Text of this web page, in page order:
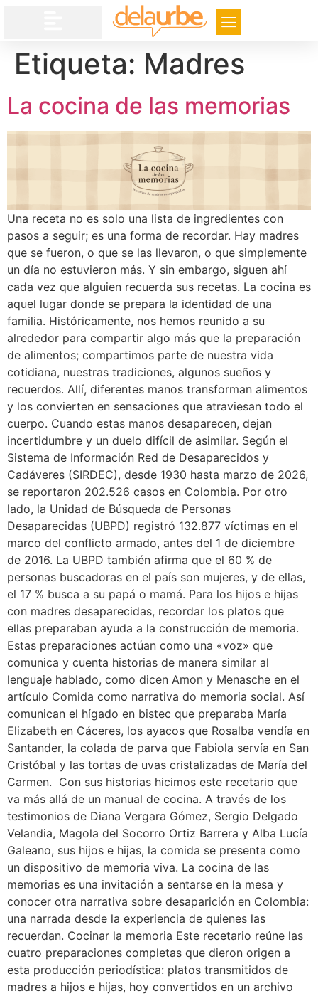
Etiqueta: Madres
La cocina de las memorias
Una receta no es solo una lista de ingredientes con
pasos a seguir; es una forma de recordar. Hay madres
que se fueron, o que se las llevaron, o que simplemente
un día no estuvieron más. Y sin embargo, siguen ahí
cada vez que alguien recuerda sus recetas. La cocina es
aquel lugar donde se prepara la identidad de una
familia. Históricamente, nos hemos reunido a su
alrededor para compartir algo más que la preparación
de alimentos; compartimos parte de nuestra vida
cotidiana, nuestras tradiciones, algunos sueños y
recuerdos. Allí, diferentes manos transforman alimentos
y los convierten en sensaciones que atraviesan todo el
cuerpo. Cuando estas manos desaparecen, dejan
incertidumbre y un duelo difícil de asimilar. Según el
Sistema de Información Red de Desaparecidos y
Cadáveres (SIRDEC), desde 1930 hasta marzo de 2026,
se reportaron 202.526 casos en Colombia. Por otro
lado, la Unidad de Búsqueda de Personas
Desaparecidas (UBPD) registró 132.877 víctimas en el
marco del conflicto armado, antes del 1 de diciembre
de 2016. La UBPD también afirma que el 60 % de
personas buscadoras en el país son mujeres, y de ellas,
el 17 % busca a su papá o mamá. Para los hijos e hijas
con madres desaparecidas, recordar los platos que
ellas preparaban ayuda a la construcción de memoria.
Estas preparaciones actúan como una «voz» que
comunica y cuenta historias de manera similar al
lenguaje hablado, como dicen Amon y Menasche en el
artículo Comida como narrativa do memoria social. Así
comunican el hígado en bistec que preparaba María
Elizabeth en Cáceres, los ayacos que Rosalba vendía en
Santander, la colada de parva que Fabiola servía en San
Cristóbal y las tortas de uvas cristalizadas de María del
Carmen. Con sus historias hicimos este recetario que
va más allá de un manual de cocina. A través de los
testimonios de Diana Vergara Gómez, Sergio Delgado
Velandia, Magola del Socorro Ortiz Barrera y Alba Lucía
Galeano, sus hijos e hijas, la comida se presenta como
un dispositivo de memoria viva. La cocina de las
memorias es una invitación a sentarse en la mesa y
conocer otra narrativa sobre desaparición en Colombia:
una narrada desde la experiencia de quienes las
recuerdan. Cocinar la memoria Este recetario reúne las
cuatro preparaciones completas que dieron origen a
esta producción periodística: platos transmitidos de
madres a hijos e hijas, hoy convertidos en un archivo